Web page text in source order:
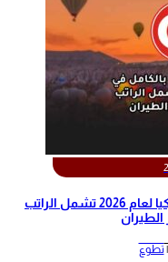
‫فرصة تطوع ممولة بالكامل في تركيا لعام 2026 تشمل الراتب
تطوع